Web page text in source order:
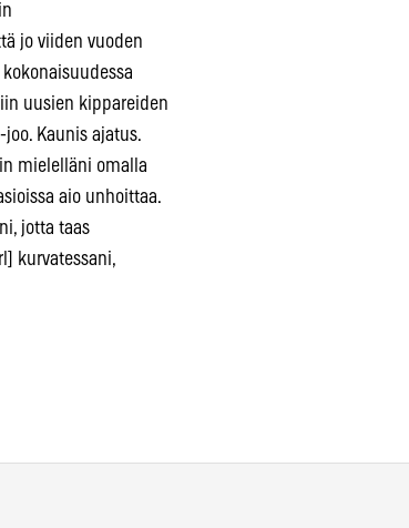
jo viiden vuoden
uusien kippareiden
Kaunis ajatus.
mielelläni omalla
aio unhoittaa.
jotta taas
kurvatessani,